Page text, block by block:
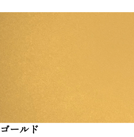
ゴールド